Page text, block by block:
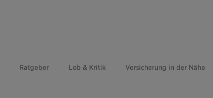
Ratgeber Lob & Kritik Versicherung in der Nähe